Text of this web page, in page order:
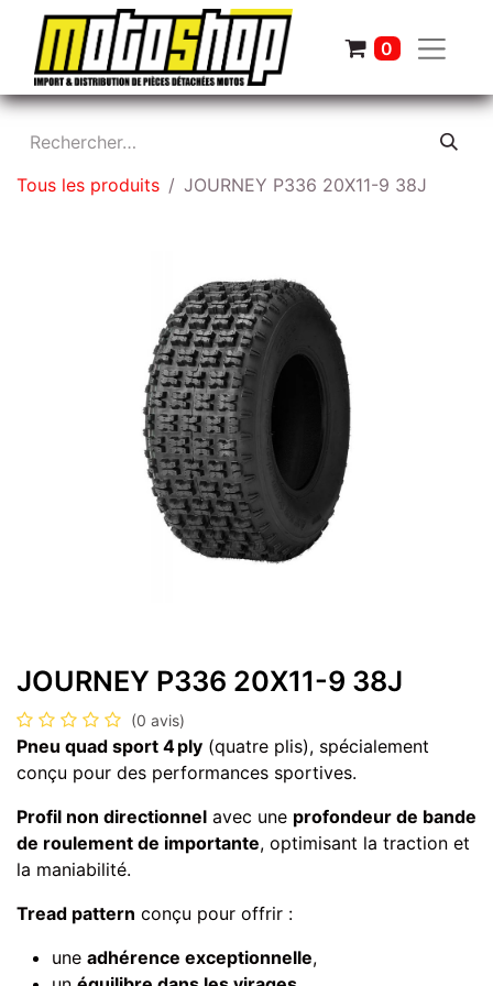
0
Tous les produits JOURNEY P336 20X11-9 38J
JOURNEY P336 20X11-9 38J
(0 avis)
Pneu quad sport 4 ply (quatre plis), spécialement
conçu pour des performances sportives.
Profil non directionnel avec une profondeur de bande
de roulement de importante, optimisant la traction et
la maniabilité.
Tread pattern conçu pour offrir :
une adhérence exceptionnelle,